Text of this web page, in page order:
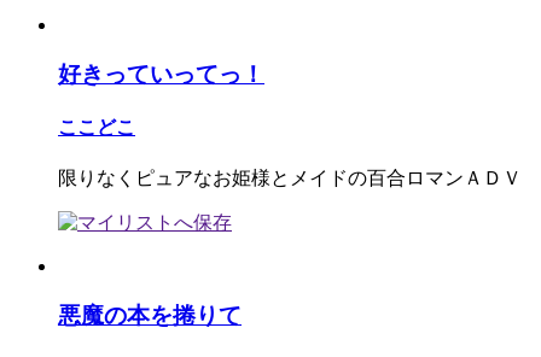
好きっていってっ！
ここどこ
限りなくピュアなお姫様とメイドの百合ロマンＡＤＶ
悪魔の本を捲りて